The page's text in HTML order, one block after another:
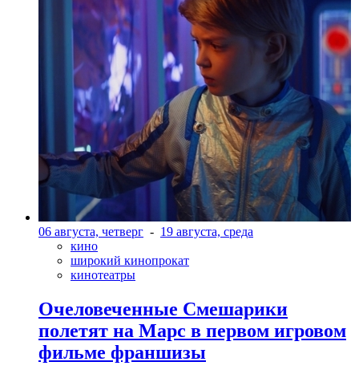
06 августа, четверг - 19 августа, среда
кино
широкий кинопрокат
кинотеатры
Очеловеченные Смешарики
полетят на Марс в первом игровом
фильме франшизы